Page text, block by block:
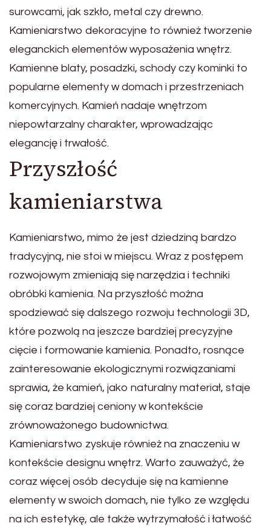
surowcami, jak szkło, metal czy drewno.
Kamieniarstwo dekoracyjne to również tworzenie
eleganckich elementów wyposażenia wnętrz.
Kamienne blaty, posadzki, schody czy kominki to
popularne elementy w domach i przestrzeniach
komercyjnych. Kamień nadaje wnętrzom
niepowtarzalny charakter, wprowadzając
elegancję i trwałość.
Przyszłość
kamieniarstwa
Kamieniarstwo, mimo że jest dziedziną bardzo
tradycyjną, nie stoi w miejscu. Wraz z postępem
rozwojowym zmieniają się narzędzia i techniki
obróbki kamienia. Na przyszłość można
spodziewać się dalszego rozwoju technologii 3D,
które pozwolą na jeszcze bardziej precyzyjne
cięcie i formowanie kamienia. Ponadto, rosnące
zainteresowanie ekologicznymi rozwiązaniami
sprawia, że kamień, jako naturalny materiał, staje
się coraz bardziej ceniony w kontekście
zrównoważonego budownictwa.
Kamieniarstwo zyskuje również na znaczeniu w
kontekście designu wnętrz. Warto zauważyć, że
coraz więcej osób decyduje się na kamienne
elementy w swoich domach, nie tylko ze względu
na ich estetykę, ale także wytrzymałość i łatwość